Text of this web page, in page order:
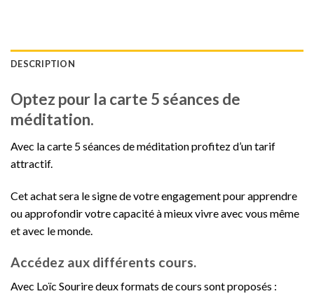
DESCRIPTION
Optez pour la carte 5 séances de
méditation.
Avec la carte 5 séances de méditation profitez d’un tarif
attractif.
Cet achat sera le signe de votre engagement pour apprendre
ou approfondir votre capacité à mieux vivre avec vous même
et avec le monde.
Accédez aux différents cours.
Avec Loïc Sourire deux formats de cours sont proposés :